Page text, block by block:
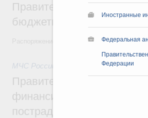
Иностранные
Федеральная
Федерации
Правительство спишет
бюджетным кредитам
Распоряжение от 29 июля 2026 года
МЧС России 31 июля 2026,
Правительство выделило
финансирование
пострадавшим от